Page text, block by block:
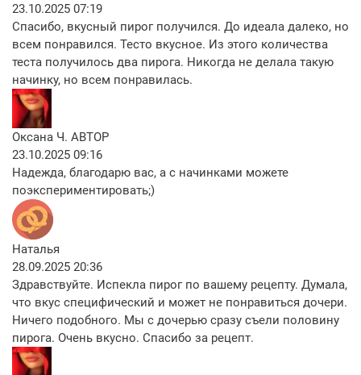
23.10.2025 07:19
Спасибо, вкусный пирог получился. До идеала далеко, но
всем понравился. Тесто вкусное. Из этого количества
теста получилось два пирога. Никогда не делала такую
начинку, но всем понравилась.
Оксана Ч. АВТОР
23.10.2025 09:16
Надежда, благодарю вас, а с начинками можете
поэкспериментировать;)
Наталья
28.09.2025 20:36
Здравствуйте. Испекла пирог по вашему рецепту. Думала,
что вкус специфический и может не понравиться дочери.
Ничего подобного. Мы с дочерью сразу съели половину
пирога. Очень вкусно. Спасибо за рецепт.